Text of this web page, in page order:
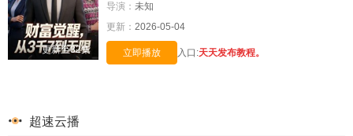
更新至82集
导演： 未知
更新： 2026-05-04
立即播放 入口:天天发布教程。
超速云播